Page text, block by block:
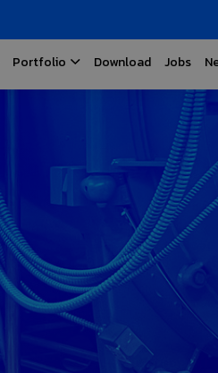
Portfolio Download Jobs